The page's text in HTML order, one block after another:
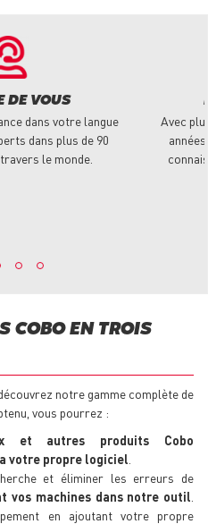
DE VOUS
dans votre langue
dans plus de 90
le monde.
Avec
COBO EN TROIS
notre gamme complète de
vous pourrez :
et autres produits Cobo
votre propre logiciel
et éliminer les erreurs de
vos machines dans notre outil
en ajoutant votre propre